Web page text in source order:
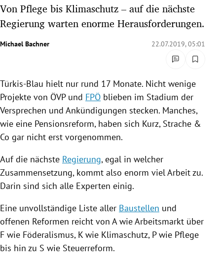
Untermenü
Untermenü
Untermenü
Untermenü
Von Pflege bis Klimaschutz – auf die nächste
Regierung warten enorme Herausforderungen.
Michael Bachner 22.07.2019, 05:01
Türkis-Blau hielt nur rund 17 Monate. Nicht wenige
Projekte von ÖVPund FPÖ blieben im Stadium der
Versprechen und Ankündigungen stecken. Manches,
wie eine Pensionsreform, haben sich Kurz, Strache &
Co gar nicht erst vorgenommen.
Auf die nächste Regierung, egal in welcher
Zusammensetzung, kommt also enorm viel Arbeit zu.
Darin sind sich alle Experten einig.
Eine unvollständige Liste aller Baustellen und
offenen Reformen reicht von A wie Arbeitsmarkt über
F wie Föderalismus, K wie Klimaschutz, P wie Pflege
bis hin zu S wie Steuerreform.